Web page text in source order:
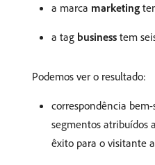
a marca marketing
a tag business tem
Podemos ver o resultado:
correspondência
segmentos atribuídos
êxito para o visitante